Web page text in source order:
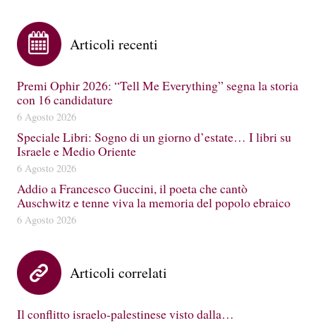
Articoli recenti
Premi Ophir 2026: “Tell Me Everything” segna la storia
con 16 candidature
6 Agosto 2026
Speciale Libri: Sogno di un giorno d’estate… I libri su
Israele e Medio Oriente
6 Agosto 2026
Addio a Francesco Guccini, il poeta che cantò
Auschwitz e tenne viva la memoria del popolo ebraico
6 Agosto 2026
Articoli correlati
Il conflitto israelo-palestinese visto dalla…